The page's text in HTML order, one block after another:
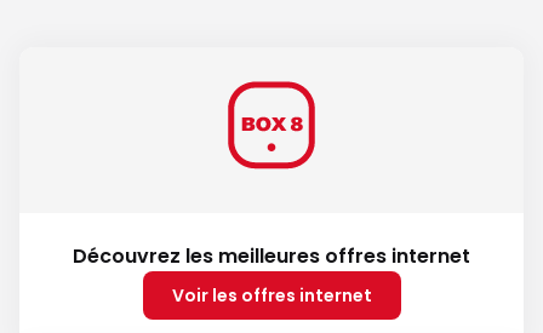
Découvrez les meilleures offres internet
Voir les offres internet